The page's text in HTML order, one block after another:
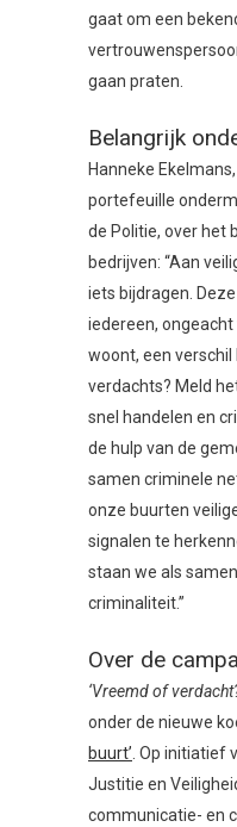
gaat om een
gaan praten.
Belangrijk
Hanneke
portefeuille
de Politie, over het
bedrijven: “Aan
iets bijdragen.
iedereen,
woont, een verschil
verdachts? Meld
snel handelen en
de hulp van de
samen criminele
onze buurten
signalen te
staan we als
criminaliteit.”
Over de
‘Vreemd of
onder de nieuwe
buurt’. Op initiatief
Justitie en
communicatie- en